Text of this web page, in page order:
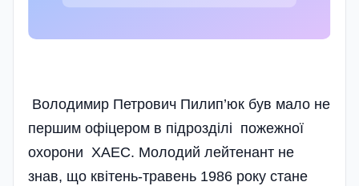
Володимир Петрович Пилип’юк був мало не
першим офіцером в підрозділі пожежної
охорони ХАЕС. Молодий лейтенант не
знав, що квітень-травень 1986 року стане